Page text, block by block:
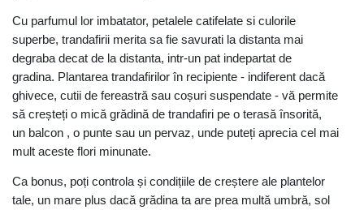
Cu parfumul lor imbatator, petalele catifelate si culorile
superbe, trandafirii merita sa fie savurati la distanta mai
degraba decat de la distanta, intr-un pat indepartat de
gradina. Plantarea trandafirilor în recipiente - indiferent dacă
ghivece, cutii de fereastră sau coșuri suspendate - vă permite
să creșteți o mică grădină de trandafiri pe o terasă însorită,
un balcon , o punte sau un pervaz, unde puteți aprecia cel mai
mult aceste flori minunate.
Ca bonus, poți controla și condițiile de creștere ale plantelor
tale, un mare plus dacă grădina ta are prea multă umbră, sol